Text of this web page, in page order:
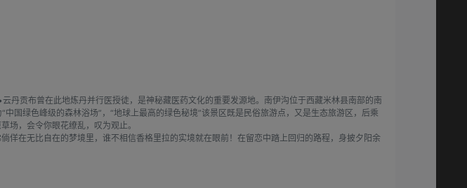
丹贡布曾在此地炼丹并行医授徒，是神秘藏医药文化的重要发源地。南伊沟位于西藏米林县南部的南
国绿色峰级的森林浴场”，“地球上最高的绿色秘境”该景区既是民俗旅游点，又是生态旅游区，后乘
场，会令你眼花缭乱，叹为观止。
在无比自在的梦境里，谁不相信香格里拉的实境就在眼前！在留恋中踏上回归的路程，身披夕阳余